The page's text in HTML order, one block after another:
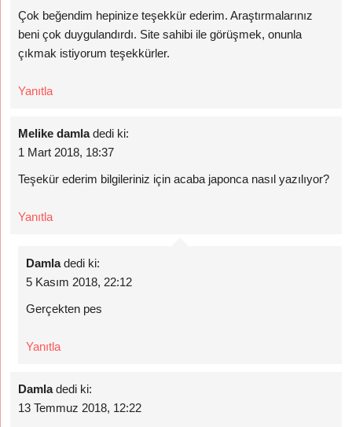
Çok beğendim hepinize teşekkür ederim. Araştırmalarınız
beni çok duygulandırdı. Site sahibi ile görüşmek, onunla
çıkmak istiyorum teşekkürler.
Yanıtla
Melike damla dedi ki:
1 Mart 2018, 18:37
Teşekür ederim bilgileriniz için acaba japonca nasıl yazılıyor?
Yanıtla
Damla dedi ki:
5 Kasım 2018, 22:12
Gerçekten pes
Yanıtla
Damla dedi ki:
13 Temmuz 2018, 12:22